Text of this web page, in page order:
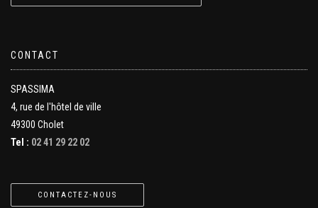
CONTACT
SPASSIMA
4, rue de l'hôtel de ville
49300 Cholet
Tel : 02 41 29 22 02
CONTACTEZ-NOUS